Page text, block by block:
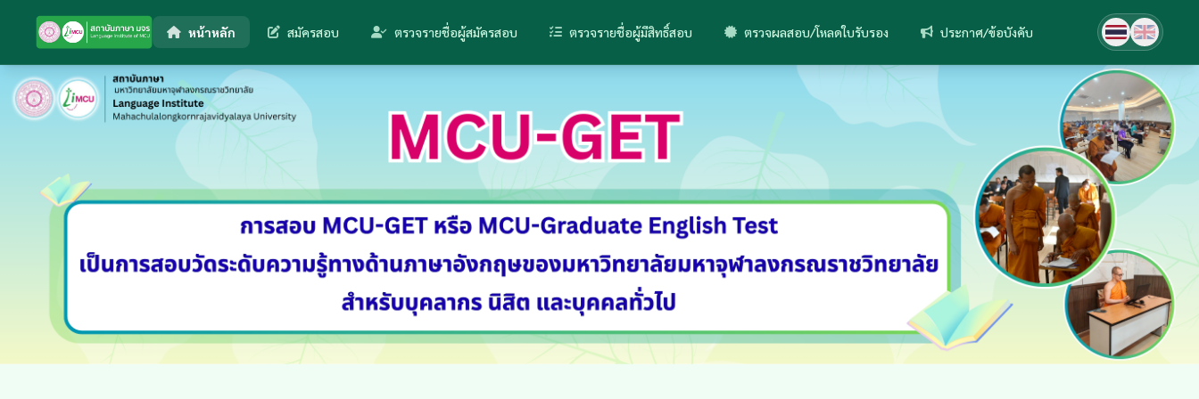
หน้าหลัก สมัครสอบ ตรวจรายชื่อผู้สมัครสอบ ตรวจรายชื่อผู้มีสิทธิ์สอบ ตรวจผลสอบ/โหลดใบรับรอง ประกาศ/ข้อบังคับ